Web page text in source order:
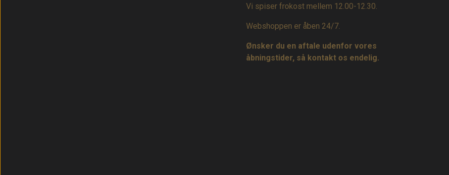
Vi spiser frokost mellem 12.00-12.30.
Webshoppen er åben 24/7.
Ønsker du en aftale udenfor vores
åbningstider, så kontakt os endelig.